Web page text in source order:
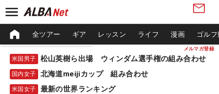
メルマガ登録
全ツアー ギア レッスン ライフ 漫画 ゴル
米国男子 松山英樹ら出場 ウィンダム選手権の組み合わせ
国内女子 北海道meijiカップ 組み合わせ
米国女子 最新の世界ランキング